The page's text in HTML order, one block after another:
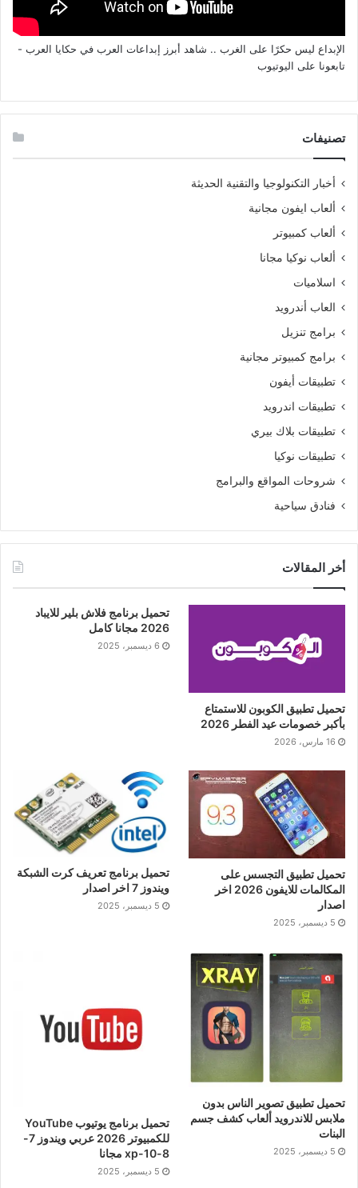
الإبداع ليس حكرًا على الغرب .. شاهد أبرز إبداعات العرب في حكايا العرب -
تابعونا على اليوتيوب
تصنيفات
أخبار التكنولوجيا والتقنية الحديثة
ألعاب ايفون مجانية
ألعاب كمبيوتر
ألعاب نوكيا مجانا
اسلاميات
العاب أندرويد
برامج تنزيل
برامج كمبيوتر مجانية
تطبيقات أيفون
تطبيقات اندرويد
تطبيقات بلاك بيري
تطبيقات نوكيا
شروحات المواقع والبرامج
فنادق سياحية
أخر المقالات
تحميل تطبيق الكوبون للاستمتاع
بأكبر خصومات عيد الفطر 2026
16 مارس، 2026
تحميل برنامج فلاش بلير للايباد
2026 مجانا كامل
6 ديسمبر، 2025
تحميل تطبيق التجسس على
المكالمات للايفون 2026 اخر
اصدار
5 ديسمبر، 2025
تحميل برنامج تعريف كرت الشبكة
ويندوز 7 اخر اصدار
5 ديسمبر، 2025
تحميل تطبيق تصوير الناس بدون
ملابس للاندرويد ألعاب كشف جسم
البنات
5 ديسمبر، 2025
تحميل برنامج يوتيوب YouTube
للكمبيوتر 2026 عربي ويندوز 7-
8-10-xp مجانا
5 ديسمبر، 2025